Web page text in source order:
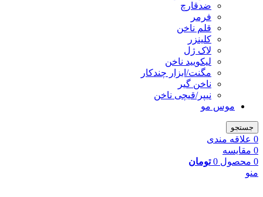
ضدقارچ
فرمر
قلم ناخن
کلینزر
لاک ژل
لیکوييد ناخن
مگنت/ابزار چندکار
ناخن گیر
نیپر/قیچی ناخن
موس مو
جستجو
0 علاقه مندی
0 مقایسه
0 محصول 0 تومان
منو